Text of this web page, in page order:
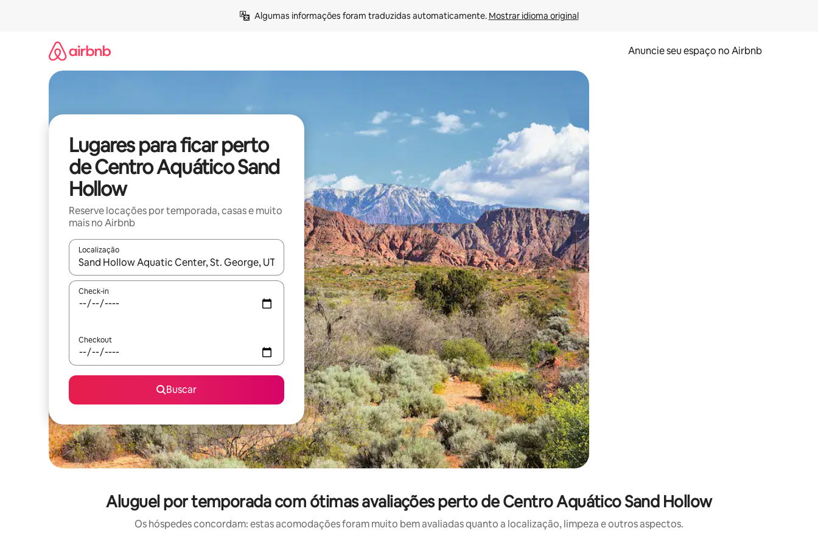
Algumas informações foram traduzidas automaticamente. Mostrar idioma original
Anuncie seu espaço no Airbnb
Lugares para ficar perto
de Centro Aquático Sand
Hollow
Reserve locações por temporada, casas e muito
mais no Airbnb
Localização
Quando os resultados estiverem disponíveis, explore-os usando as seta para cima e para baixo do teclado ou tocando e deslizando o dedo na tela.
Check-in
Checkout
Buscar
Aluguel por temporada com ótimas avaliações perto de Centro Aquático Sand Hollow
Os hóspedes concordam: estas acomodações foram muito bem avaliadas quanto a localização, limpeza e outros aspectos.